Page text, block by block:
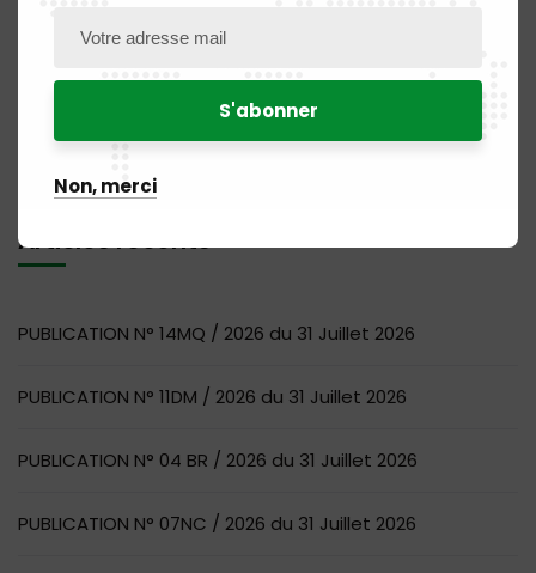
Rechercher
Articles récents
PUBLICATION N° 14MQ / 2026 du 31 Juillet 2026
PUBLICATION N° 11DM / 2026 du 31 Juillet 2026
PUBLICATION N° 04 BR / 2026 du 31 Juillet 2026
PUBLICATION N° 07NC / 2026 du 31 Juillet 2026
Non, merci